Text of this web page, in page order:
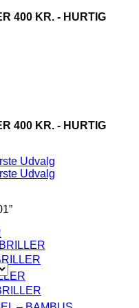
400 KR. - HURTIG
400 KR. - HURTIG